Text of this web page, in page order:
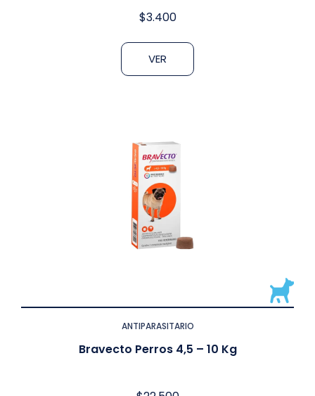
$3.400
VER
ANTIPARASITARIO
Bravecto Perros 4,5 – 10 Kg